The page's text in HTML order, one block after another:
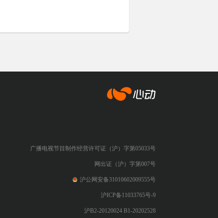
广播电视节目制作经营许可证（沪）字第05033号
网出证（沪）字第007号
沪公网安备31010602009555号
沪ICP备11033765号-9
沪B2-20120024 B1-20202528
心动网络